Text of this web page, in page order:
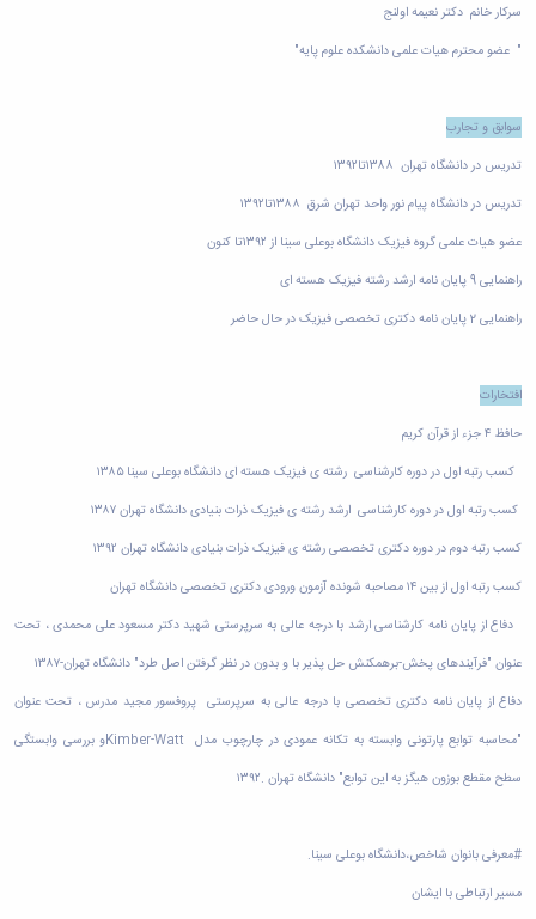
سرکار خانم دکتر نعیمه اولنج
" عضو محترم هیات علمی دانشکده علوم پایه"
سوابق و تجارب
تدریس در دانشگاه تهران ۱۳۸۸تا۱۳۹۲
تدریس در دانشگاه پیام نور واحد تهران شرق ۱۳۸۸تا۱۳۹۲
عضو هیات علمی گروه فیزیک دانشگاه بوعلی سینا از ۱۳۹۲تا کنون
راهنمایی 9 پایان نامه ارشد رشته فیزیک هسته ای
راهنمایی 2 پایان نامه دکتری تخصصی فیزیک در حال حاضر
افتخارات
حافظ ۴ جزء از قرآن کریم
کسب رتبه اول در دوره کارشناسی رشته ی فیزیک هسته ای دانشگاه بوعلی سینا ۱۳۸۵
کسب رتبه اول در دوره کارشناسی ارشد رشته ی فیزیک ذرات بنیادی دانشگاه تهران ۱۳۸۷
کسب رتبه دوم در دوره دکتری تخصصی رشته ی فیزیک ذرات بنیادی دانشگاه تهران ۱۳۹۲
کسب رتبه اول از بین ۱۴ مصاحبه شونده آزمون ورودی دکتری تخصصی دانشگاه تهران
دفاع از پایان نامه کارشناسی ارشد با درجه عالی به سرپرستی شهید دکتر مسعود علی محمدی ، تحت
عنوان "فرآیندهای پخش-برهمکنش حل پذیر با و بدون در نظر گرفتن اصل طرد" دانشگاه تهران-۱۳۸۷
دفاع از پایان نامه دکتری تخصصی با درجه عالی به سرپرستی پروفسور مجید مدرس ، تحت عنوان
"محاسبه توابع پارتونی وابسته به تکانه عمودی در چارچوب مدلKimber-Wattو بررسی وابستگی
سطح مقطع بوزون هیگز به این توابع" دانشگاه تهران .۱۳۹۲
#معرفی بانوان شاخص،دانشگاه بوعلی سینا.
مسیر ارتباطی با ایشان